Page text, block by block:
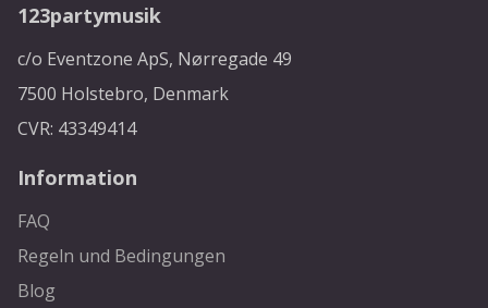
123partymusik
c/o Eventzone ApS, Nørregade 49
7500 Holstebro, Denmark
CVR: 43349414
Information
FAQ
Regeln und Bedingungen
Blog